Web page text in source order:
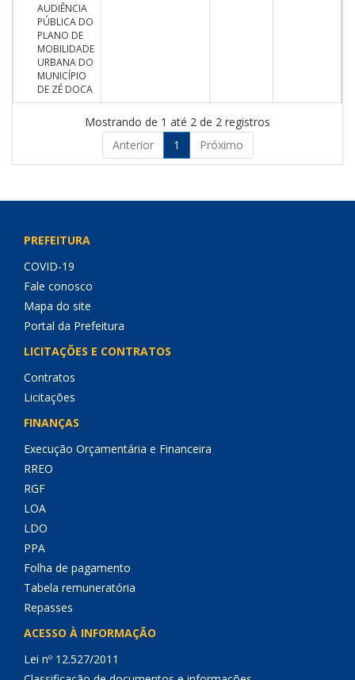
AUDIÊNCIA
PÚBLICA DO
PLANO DE
MOBILIDADE
URBANA DO
MUNICÍPIO
DE ZÉ DOCA
Mostrando de 1 até 2 de 2 registros
Anterior
1 Próximo
PREFEITURA
COVID-19
Fale conosco
Mapa do site
Portal da Prefeitura
LICITAÇÕES E CONTRATOS
Contratos
Licitações
FINANÇAS
Execução Orçamentária e Financeira
RREO
RGF
LOA
LDO
PPA
Folha de pagamento
Tabela remuneratória
Repasses
ACESSO À INFORMAÇÃO
Lei nº 12.527/2011